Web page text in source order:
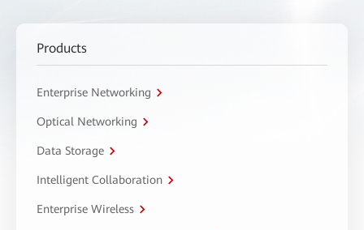
Products
Enterprise Networking
Optical Networking
Data Storage
Intelligent Collaboration
Enterprise Wireless